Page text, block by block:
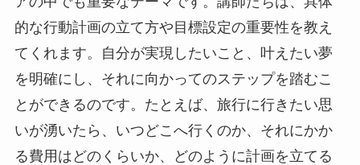
的な行動計画の立て方や目標設定の重要性を教え
てくれます。自分が実現したいこと、叶えたい夢
を明確にし、それに向かってのステップを踏むこ
とができるのです。たとえば、旅行に行きたい思
いが湧いたら、いつどこへ行くのか、それにかか
る費用はどのくらいか、どのように計画を立てる